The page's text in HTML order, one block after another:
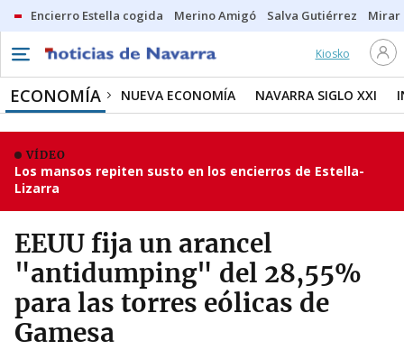
Encierro Estella cogida Merino Amigó Salva Gutiérrez Mirar
Kiosko
ECONOMÍA NUEVA ECONOMÍA NAVARRA SIGLO XXI
VÍDEO
Los mansos repiten susto en los encierros de Estella-
Lizarra
EEUU fija un arancel
"antidumping" del 28,55%
para las torres eólicas de
Gamesa